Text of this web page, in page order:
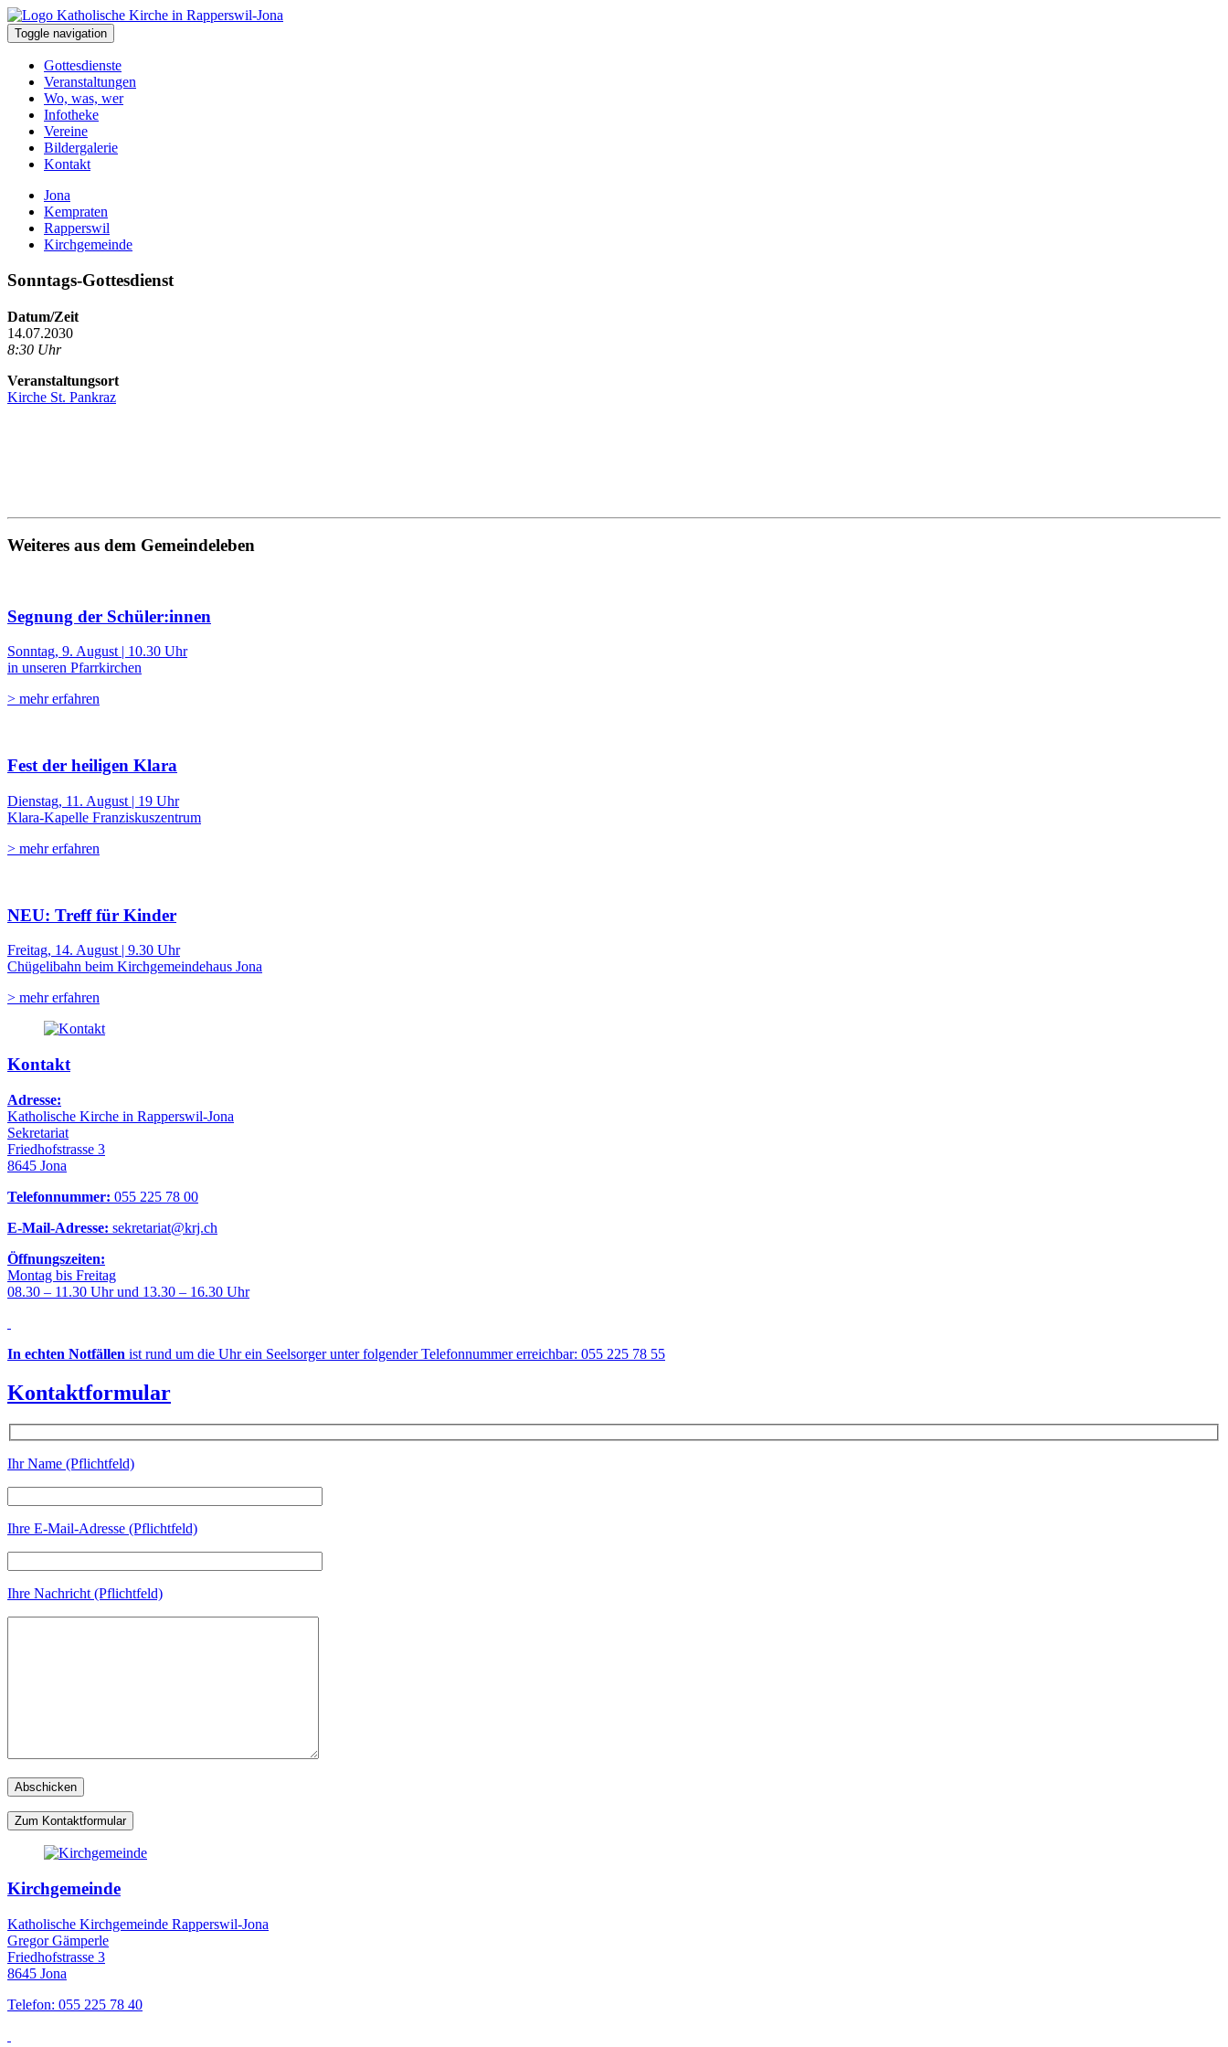
Toggle navigation
Gottesdienste
Veranstaltungen
Wo, was, wer
Infotheke
Vereine
Bildergalerie
Kontakt
Jona
Kempraten
Rapperswil
Kirchgemeinde
Sonntags-Gottesdienst
Datum/Zeit
14.07.2030
8:30 Uhr
Veranstaltungsort
Kirche St. Pankraz
Weiteres aus dem Gemeindeleben
Segnung der Schüler:innen
Sonntag, 9. August | 10.30 Uhr
in unseren Pfarrkirchen
> mehr erfahren
Fest der heiligen Klara
Dienstag, 11. August | 19 Uhr
Klara-Kapelle Franziskuszentrum
> mehr erfahren
NEU: Treff für Kinder
Freitag, 14. August | 9.30 Uhr
Chügelibahn beim Kirchgemeindehaus Jona
> mehr erfahren
Kontakt
Adresse:
Katholische Kirche in Rapperswil-Jona
Sekretariat
Friedhofstrasse 3
8645 Jona
Telefonnummer: 055 225 78 00
E-Mail-Adresse: sekretariat@krj.ch
Öffnungszeiten:
Montag bis Freitag
08.30 – 11.30 Uhr und 13.30 – 16.30 Uhr
In echten Notfällen ist rund um die Uhr ein Seelsorger unter folgender Telefonnummer erreichbar: 055 225 78 55
Kontaktformular
Ihr Name (Pflichtfeld)
Ihre E-Mail-Adresse (Pflichtfeld)
Ihre Nachricht (Pflichtfeld)
Zum Kontaktformular
Kirchgemeinde
Katholische Kirchgemeinde Rapperswil-Jona
Gregor Gämperle
Friedhofstrasse 3
8645 Jona
Telefon: 055 225 78 40